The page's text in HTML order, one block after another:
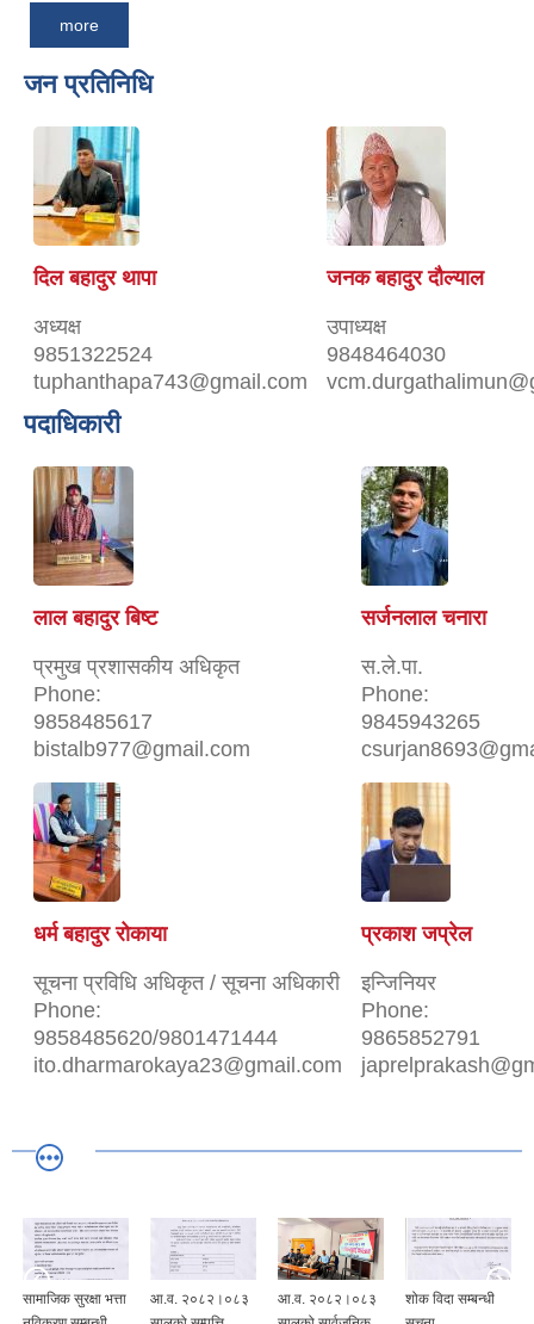
more
जन प्रतिनिधि
दिल बहादुर थापा
अध्यक्ष
9851322524
tuphanthapa743@gmail.com
जनक बहादुर दौल्याल
उपाध्यक्ष
9848464030
पदाधिकारी
लाल बहादुर बिष्ट
प्रमुख प्रशासकीय अधिकृत
Phone:
9858485617
bistalb977@gmail.com
सर्जनलाल चनारा
स.ले.पा.
Phone:
9845943265
धर्म बहादुर रोकाया
सूचना प्रविधि अधिकृत / सूचना अधिकारी
Phone:
9858485620/9801471444
ito.dharmarokaya23@gmail.com
प्रकाश जप्रेल
इन्जिनियर
Phone:
9865852791
आ.व. २०८२।०८३
आ.व. २०८२।०८३
शोक विदा सम्बन्धी
आ.व. २०८२।०८३